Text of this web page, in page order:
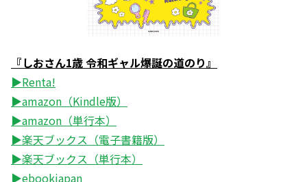
『しおさん1歳 令和ギャル爆誕の道のり』
▶Renta!
▶amazon（Kindle版）
▶amazon（単行本）
▶楽天ブックス（電子書籍版）
▶楽天ブックス（単行本）
▶ebookjapan